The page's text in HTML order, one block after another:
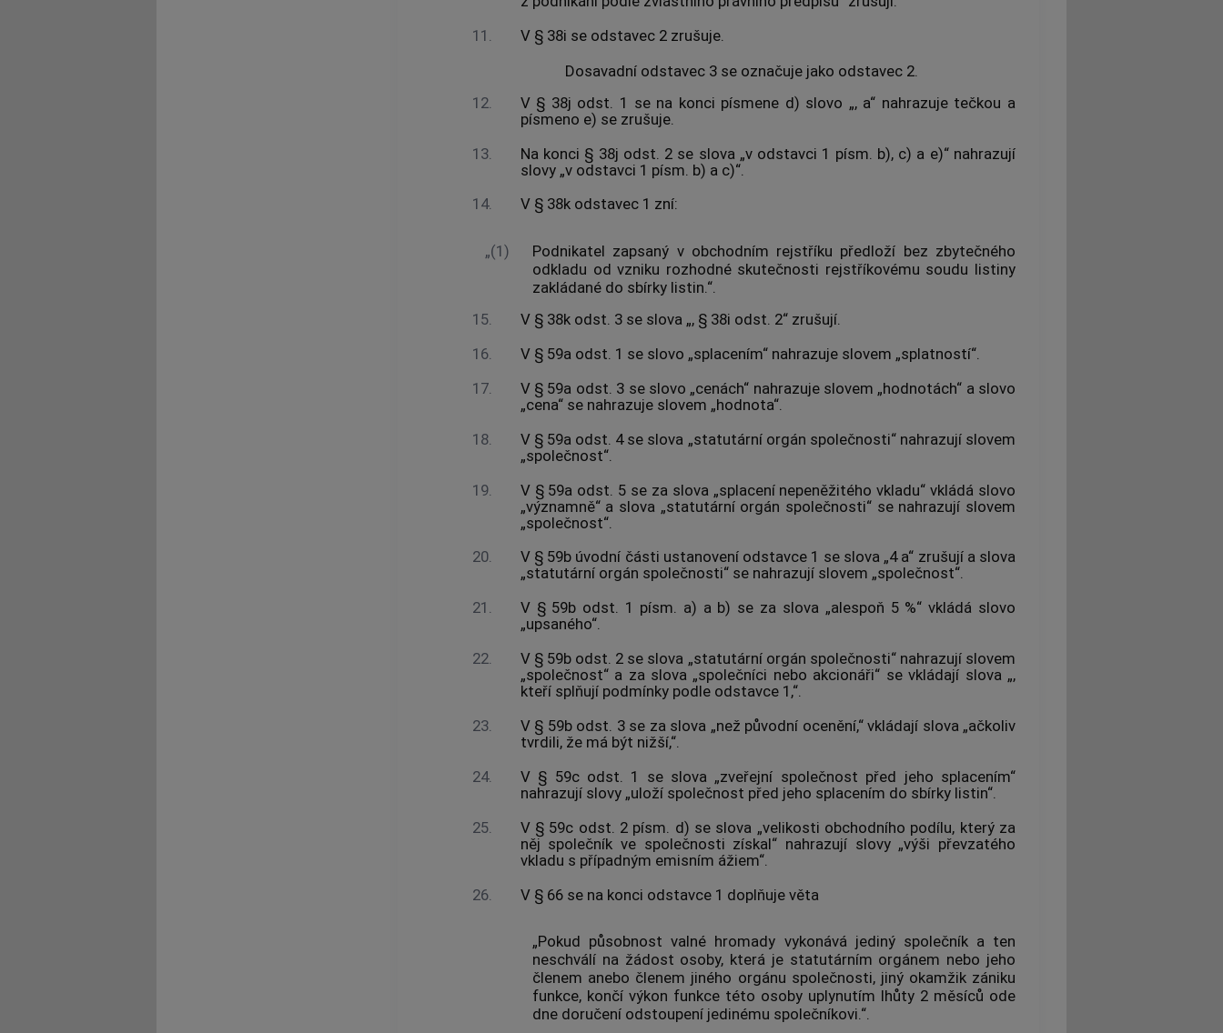
11.
V § 38i se odstavec 2 zrušuje.
Dosavadní odstavec 3 se označuje jako odstavec 2.
12.
V § 38j odst. 1 se na konci písmene d) slovo „, a“ nahrazuje tečkou a
písmeno e) se zrušuje.
13.
Na konci § 38j odst. 2 se slova „v odstavci 1 písm. b), c) a e)“ nahrazují
slovy „v odstavci 1 písm. b) a c)“.
14.
V § 38k odstavec 1 zní:
„(1)
Podnikatel zapsaný v obchodním rejstříku předloží bez zbytečného
odkladu od vzniku rozhodné skutečnosti rejstříkovému soudu listiny
zakládané do sbírky listin.“.
15.
V § 38k odst. 3 se slova „, § 38i odst. 2“ zrušují.
16.
V § 59a odst. 1 se slovo „splacením“ nahrazuje slovem „splatností“.
17.
V § 59a odst. 3 se slovo „cenách“ nahrazuje slovem „hodnotách“ a slovo
„cena“ se nahrazuje slovem „hodnota“.
18.
V § 59a odst. 4 se slova „statutární orgán společnosti“ nahrazují slovem
„společnost“.
19.
V § 59a odst. 5 se za slova „splacení nepeněžitého vkladu“ vkládá slovo
„významně“ a slova „statutární orgán společnosti“ se nahrazují slovem
„společnost“.
20.
V § 59b úvodní části ustanovení odstavce 1 se slova „4 a“ zrušují a slova
„statutární orgán společnosti“ se nahrazují slovem „společnost“.
21.
V § 59b odst. 1 písm. a) a b) se za slova „alespoň 5 %“ vkládá slovo
„upsaného“.
22.
V § 59b odst. 2 se slova „statutární orgán společnosti“ nahrazují slovem
„společnost“ a za slova „společníci nebo akcionáři“ se vkládají slova „,
kteří splňují podmínky podle odstavce 1,“.
23.
V § 59b odst. 3 se za slova „než původní ocenění,“ vkládají slova „ačkoliv
tvrdili, že má být nižší,“.
24.
V § 59c odst. 1 se slova „zveřejní společnost před jeho splacením“
nahrazují slovy „uloží společnost před jeho splacením do sbírky listin“.
25.
V § 59c odst. 2 písm. d) se slova „velikosti obchodního podílu, který za
něj společník ve společnosti získal“ nahrazují slovy „výši převzatého
vkladu s případným emisním ážiem“.
26.
V § 66 se na konci odstavce 1 doplňuje věta
„Pokud působnost valné hromady vykonává jediný společník a ten
neschválí na žádost osoby, která je statutárním orgánem nebo jeho
členem anebo členem jiného orgánu společnosti, jiný okamžik zániku
funkce, končí výkon funkce této osoby uplynutím lhůty 2 měsíců ode
dne doručení odstoupení jedinému společníkovi.“.